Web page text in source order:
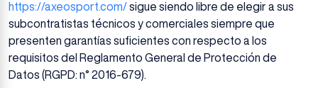
https://axeosport.com/sigue siendo libre de elegir a sus
subcontratistas técnicos y comerciales siempre que
presenten garantías suficientes con respecto a los
requisitos del Reglamento General de Protección de
Datos (RGPD: n° 2016-679).